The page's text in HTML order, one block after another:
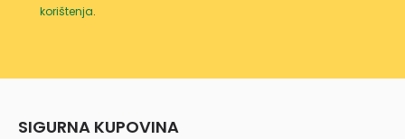
korištenja.
SIGURNA KUPOVINA